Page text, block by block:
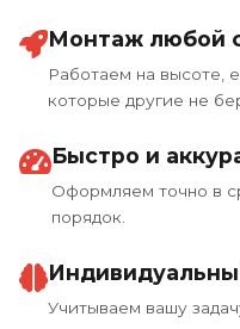
Монтаж любой
Работаем на высоте,
которые другие не
Быстро и
Оформляем точно в
порядок.
Учитываем вашу